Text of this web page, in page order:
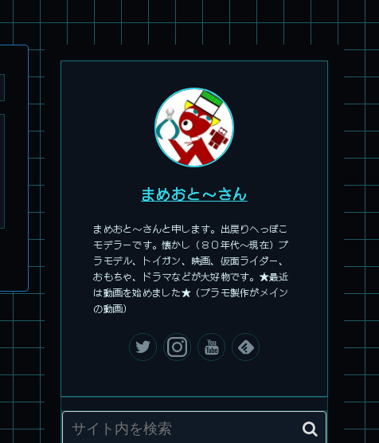
まめおと～さん
まめおと～さんと申します。出戻りへっぽこ
モデラーです。懐かし（８０年代～現在）プ
ラモデル、トイガン、映画、仮面ライダー、
おもちゃ、ドラマなどが大好物です。★最近
は動画を始めました★（プラモ製作がメイン
の動画）
旧キット製作★アオシマ ロボダッチ モビルZ
パチ組塗装★モデロイド 1/60 イングラム リアクティブアーマ